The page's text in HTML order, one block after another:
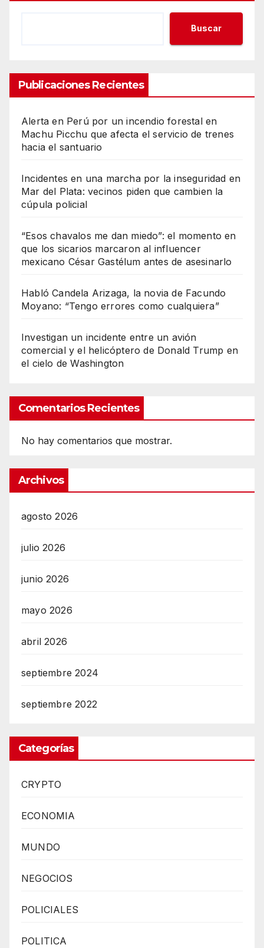
Buscar
Publicaciones Recientes
Alerta en Perú por un incendio forestal en
Machu Picchu que afecta el servicio de trenes
hacia el santuario
Incidentes en una marcha por la inseguridad en
Mar del Plata: vecinos piden que cambien la
cúpula policial
“Esos chavalos me dan miedo”: el momento en
que los sicarios marcaron al influencer
mexicano César Gastélum antes de asesinarlo
Habló Candela Arizaga, la novia de Facundo
Moyano: “Tengo errores como cualquiera”
Investigan un incidente entre un avión
comercial y el helicóptero de Donald Trump en
el cielo de Washington
Comentarios Recientes
No hay comentarios que mostrar.
Archivos
agosto 2026
julio 2026
junio 2026
mayo 2026
abril 2026
septiembre 2024
septiembre 2022
Categorías
CRYPTO
ECONOMIA
MUNDO
NEGOCIOS
POLICIALES
POLITICA